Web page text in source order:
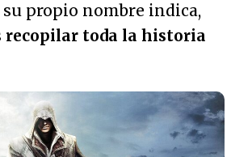
su propio nombre indica,
recopilar toda la historia